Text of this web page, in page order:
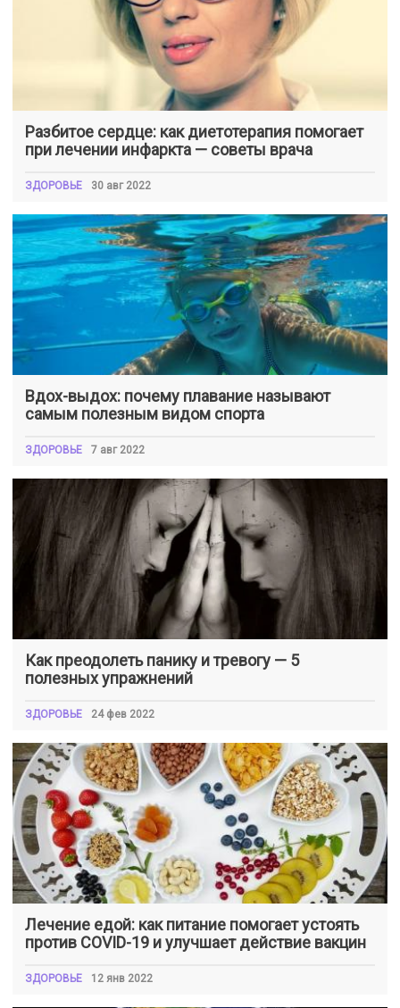
Разбитое сердце: как диетотерапия помогает
при лечении инфаркта — советы врача
ЗДОРОВЬЕ 30 авг 2022
Вдох-выдох: почему плавание называют
самым полезным видом спорта
ЗДОРОВЬЕ 7 авг 2022
Как преодолеть панику и тревогу — 5
полезных упражнений
ЗДОРОВЬЕ 24 фев 2022
Лечение едой: как питание помогает устоять
против COVID-19 и улучшает действие вакцин
ЗДОРОВЬЕ 12 янв 2022